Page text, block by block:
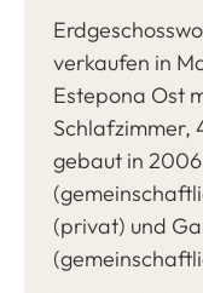
verkaufen in
Estepona Ost
Schlafzimmer,
gebaut in
(privat) und